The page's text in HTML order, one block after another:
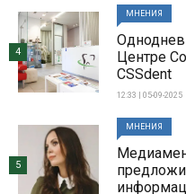
МНЕНИЯ
Центре
CSSdent
12:33 | 05-09-2025
4
МНЕНИЯ
5